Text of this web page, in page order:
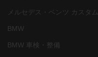
メルセデス・ベンツ カスタム
BMW
BMW 車検・整備